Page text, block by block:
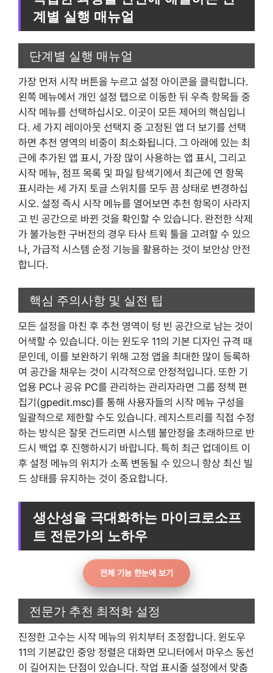
계별 실행 매뉴얼
단계별 실행 매뉴얼
가장 먼저 시작 버튼을 누르고 설정 아이콘을 클릭합니다.
왼쪽 메뉴에서 개인 설정 탭으로 이동한 뒤 우측 항목들 중
시작 메뉴를 선택하십시오. 이곳이 모든 제어의 핵심입니
다. 세 가지 레이아웃 선택지 중 고정된 앱 더 보기를 선택
하면 추천 영역의 비중이 최소화됩니다. 그 아래에 있는 최
근에 추가된 앱 표시, 가장 많이 사용하는 앱 표시, 그리고
시작 메뉴, 점프 목록 및 파일 탐색기에서 최근에 연 항목
표시라는 세 가지 토글 스위치를 모두 끔 상태로 변경하십
시오. 설정 즉시 시작 메뉴를 열어보면 추천 항목이 사라지
고 빈 공간으로 바뀐 것을 확인할 수 있습니다. 완전한 삭제
가 불가능한 구버전의 경우 타사 트윅 툴을 고려할 수 있으
나, 가급적 시스템 순정 기능을 활용하는 것이 보안상 안전
합니다.
핵심 주의사항 및 실전 팁
모든 설정을 마친 후 추천 영역이 텅 빈 공간으로 남는 것이
어색할 수 있습니다. 이는 윈도우 11의 기본 디자인 규격 때
문인데, 이를 보완하기 위해 고정 앱을 최대한 많이 등록하
여 공간을 채우는 것이 시각적으로 안정적입니다. 또한 기
업용 PC나 공유 PC를 관리하는 관리자라면 그룹 정책 편
집기(gpedit.msc)를 통해 사용자들의 시작 메뉴 구성을
일괄적으로 제한할 수도 있습니다. 레지스트리를 직접 수정
하는 방식은 잘못 건드리면 시스템 불안정을 초래하므로 반
드시 백업 후 진행하시기 바랍니다. 특히 최근 업데이트 이
후 설정 메뉴의 위치가 소폭 변동될 수 있으니 항상 최신 빌
드 상태를 유지하는 것이 중요합니다.
생산성을 극대화하는 마이크로소프
트 전문가의 노하우
전체 기능 한눈에 보기
전문가 추천 최적화 설정
진정한 고수는 시작 메뉴의 위치부터 조정합니다. 윈도우
11의 기본값인 중앙 정렬은 대화면 모니터에서 마우스 동선
이 길어지는 단점이 있습니다. 작업 표시줄 설정에서 맞춤